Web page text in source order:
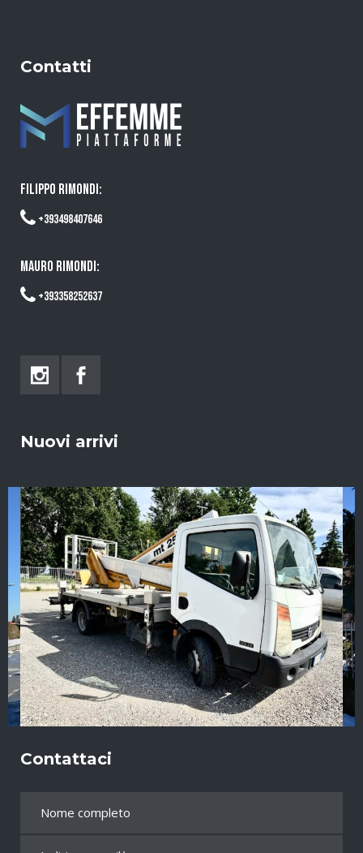
Contatti
FILIPPO RIMONDI:
+393498407646
MAURO RIMONDI:
+393358252637
Nuovi arrivi
Contattaci